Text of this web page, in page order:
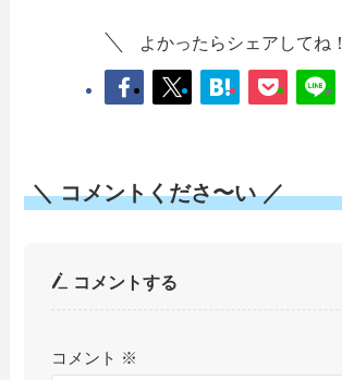
よかったらシェアしてね！
＼ コメントくださ〜い ／
コメントする
コメント ※